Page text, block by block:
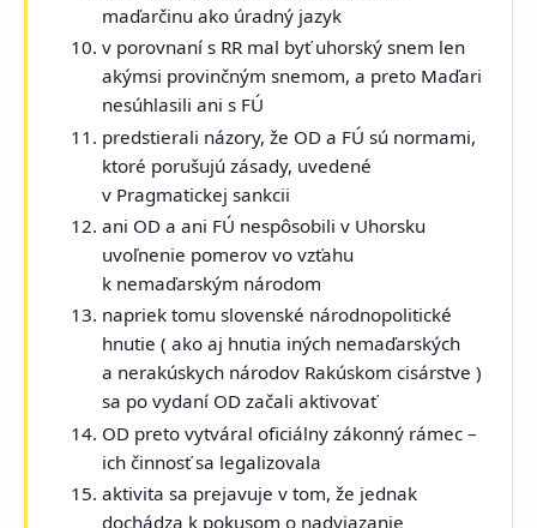
maďarčinu ako úradný jazyk
v porovnaní s RR mal byť uhorský snem len
akýmsi provinčným snemom, a preto Maďari
nesúhlasili ani s FÚ
predstierali názory, že OD a FÚ sú normami,
ktoré porušujú zásady, uvedené
v Pragmatickej sankcii
ani OD a ani FÚ nespôsobili v Uhorsku
uvoľnenie pomerov vo vzťahu
k nemaďarským národom
napriek tomu slovenské národnopolitické
hnutie ( ako aj hnutia iných nemaďarských
a nerakúskych národov Rakúskom cisárstve )
sa po vydaní OD začali aktivovať
OD preto vytváral oficiálny zákonný rámec –
ich činnosť sa legalizovala
aktivita sa prejavuje v tom, že jednak
dochádza k pokusom o nadviazanie